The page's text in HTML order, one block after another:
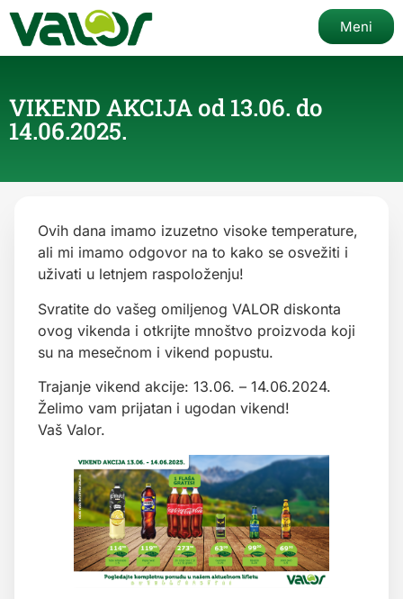
Meni
VIKEND AKCIJA od 13.06. do
14.06.2025.
Ovih dana imamo izuzetno visoke temperature,
ali mi imamo odgovor na to kako se osvežiti i
uživati u letnjem raspoloženju!
Svratite do vašeg omiljenog VALOR diskonta
ovog vikenda i otkrijte mnoštvo proizvoda koji
su na mesečnom i vikend popustu.
Trajanje vikend akcije: 13.06. – 14.06.2024.
Želimo vam prijatan i ugodan vikend!
Vaš Valor.